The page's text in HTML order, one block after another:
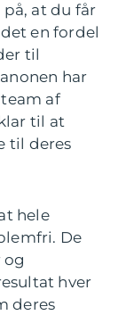
at du får
en fordel
til
har
af
til at
til deres
hele
De
og
hver
deres